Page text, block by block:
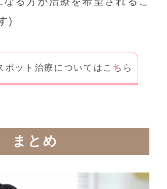
)
ポット治療についてはこちら
まとめ